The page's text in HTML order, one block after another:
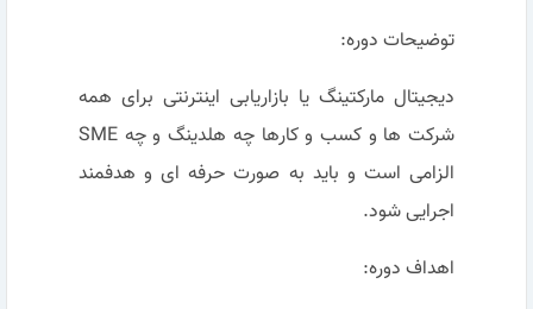
توضیحات دوره:
دیجیتال مارکتینگ یا بازاریابی اینترنتی برای همه
شرکت ها و کسب و کارها چه هلدینگ و چه SME
الزامی است و باید به صورت حرفه ای و هدفمند
اجرایی شود.
اهداف دوره: